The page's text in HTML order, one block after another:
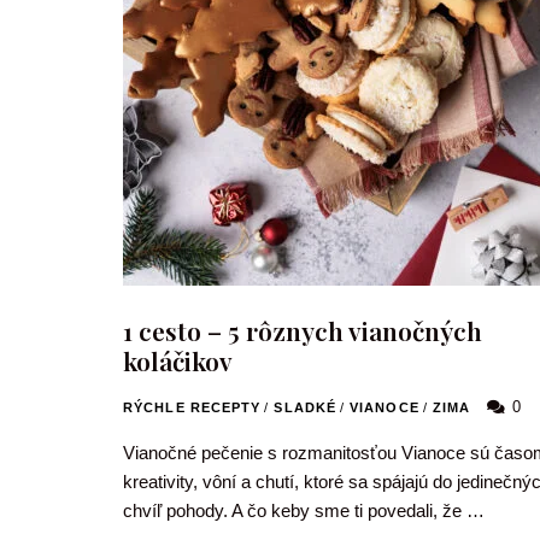
1 cesto – 5 rôznych vianočných
koláčikov
RÝCHLE RECEPTY / SLADKÉ / VIANOCE / ZIMA 0
Vianočné pečenie s rozmanitosťou Vianoce sú
kreativity, vôní a chutí, ktoré sa spájajú do
chvíľ pohody. A čo keby sme ti povedali, že …